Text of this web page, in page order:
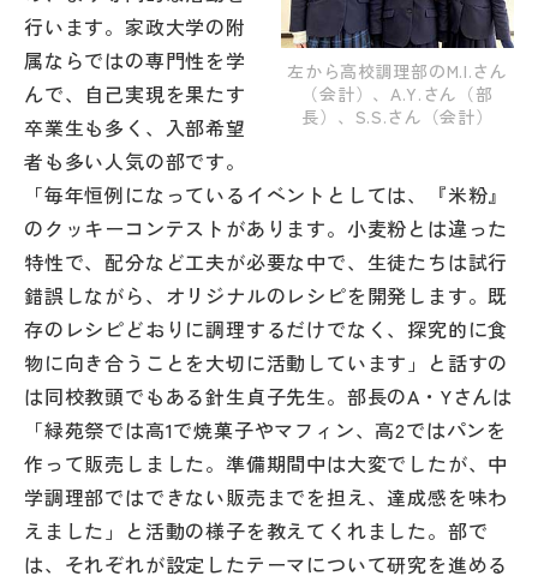
左から高校調理部のM.I.さん
（会計）、A.Y.さん（部
長）、S.S.さん（会計）
行います。家政大学の附
属ならではの専門性を学
んで、自己実現を果たす
卒業生も多く、入部希望
者も多い人気の部です。
「毎年恒例になっているイベントとしては、『米粉』
のクッキーコンテストがあります。小麦粉とは違った
特性で、配分など工夫が必要な中で、生徒たちは試行
錯誤しながら、オリジナルのレシピを開発します。既
存のレシピどおりに調理するだけでなく、探究的に食
物に向き合うことを大切に活動しています」と話すの
は同校教頭でもある針生貞子先生。部長のA・Yさんは
「緑苑祭では高1で焼菓子やマフィン、高2ではパンを
作って販売しました。準備期間中は大変でしたが、中
学調理部ではできない販売までを担え、達成感を味わ
えました」と活動の様子を教えてくれました。部で
は、それぞれが設定したテーマについて研究を進める